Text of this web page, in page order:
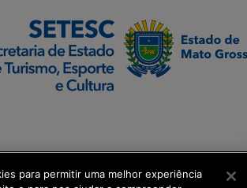
Digital
para permitir uma melhor experiência